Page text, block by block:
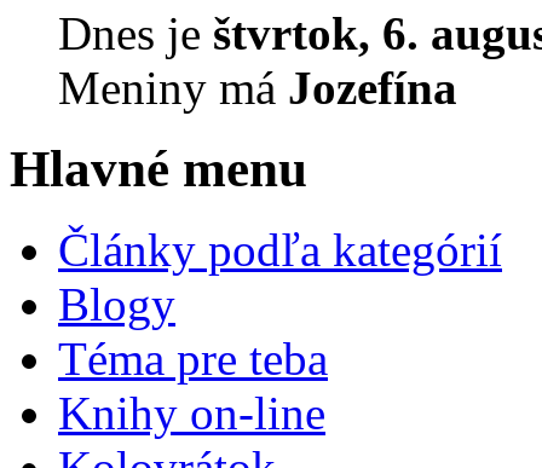
Dnes je štvrtok, 6.
Meniny má Jozefína
Hlavné menu
Články podľa kategórií
Blogy
Téma pre teba
Knihy on-line